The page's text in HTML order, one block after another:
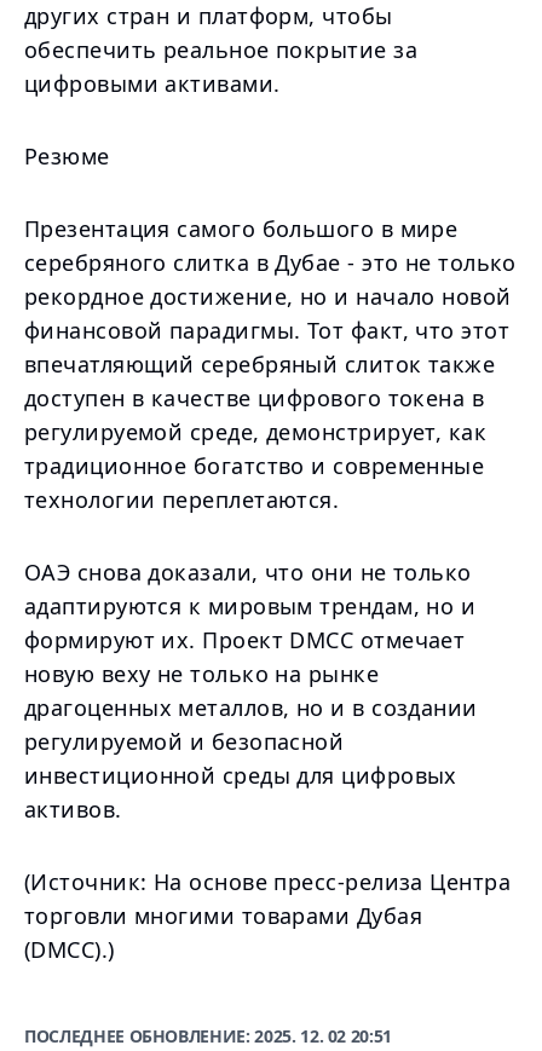
других стран и платформ, чтобы
обеспечить реальное покрытие за
цифровыми активами.
Резюме
Презентация самого большого в мире
серебряного слитка в Дубае - это не только
рекордное достижение, но и начало новой
финансовой парадигмы. Тот факт, что этот
впечатляющий серебряный слиток также
доступен в качестве цифрового токена в
регулируемой среде, демонстрирует, как
традиционное богатство и современные
технологии переплетаются.
ОАЭ снова доказали, что они не только
адаптируются к мировым трендам, но и
формируют их. Проект DMCC отмечает
новую веху не только на рынке
драгоценных металлов, но и в создании
регулируемой и безопасной
инвестиционной среды для цифровых
активов.
(Источник: На основе пресс-релиза Центра
торговли многими товарами Дубая
(DMCC).)
ПОСЛЕДНЕЕ ОБНОВЛЕНИЕ:2025. 12. 02 20:51